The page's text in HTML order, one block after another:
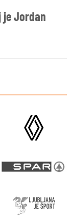
je Jordan